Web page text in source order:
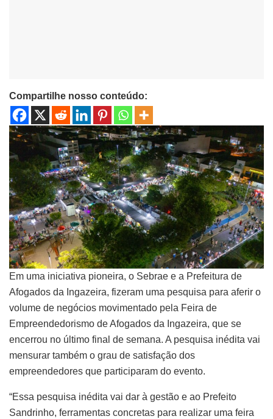
Compartilhe nosso conteúdo:
Em uma iniciativa pioneira, o Sebrae e a Prefeitura de
Afogados da Ingazeira, fizeram uma pesquisa para aferir o
volume de negócios movimentado pela Feira de
Empreendedorismo de Afogados da Ingazeira, que se
encerrou no último final de semana. A pesquisa inédita vai
mensurar também o grau de satisfação dos
empreendedores que participaram do evento.
“Essa pesquisa inédita vai dar à gestão e ao Prefeito
Sandrinho, ferramentas concretas para realizar uma feira